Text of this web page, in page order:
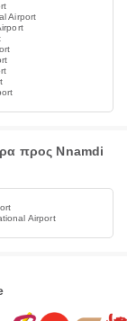
Airport
προς Nnamdi
Airport